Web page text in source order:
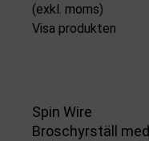
(exkl. moms)
Visa produkten
Spin Wire
Broschyrställ med